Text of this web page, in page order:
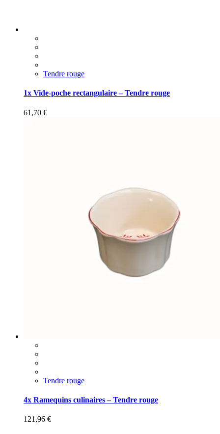
Tendre rouge
1x Vide-poche rectangulaire – Tendre rouge
61,70 €
Tendre rouge
4x Ramequins culinaires – Tendre rouge
121,96 €